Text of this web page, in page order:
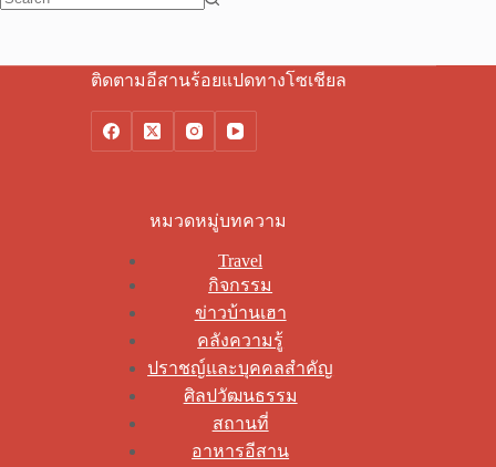
ติดตามอีสานร้อยแปดทางโซเชียล
หมวดหมู่บทความ
Travel
กิจกรรม
ข่าวบ้านเฮา
คลังความรู้
ปราชญ์และบุคคลสำคัญ
ศิลปวัฒนธรรม
สถานที่
อาหารอีสาน